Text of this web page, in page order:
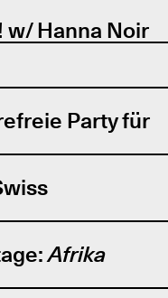
w/ Hanna Noir
Party für
Afrika